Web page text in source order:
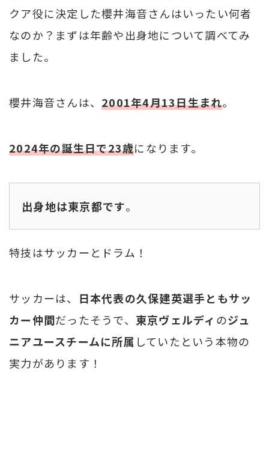
クア役に決定した櫻井海音さんはいったい何者
なのか？まずは年齢や出身地について調べてみ
ました。
櫻井海音さんは、2001年4月13日生まれ。
2024年の誕生日で23歳になります。
出身地は東京都です。
特技はサッカーとドラム！
サッカーは、 日本代表の久保建英選手ともサッ
カー仲間だったそうで、 東京ヴェルディ のジュ
ニアユースチームに所属 していたという本物の
実力があります！